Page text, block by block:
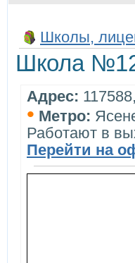
Школы,
Школа
Адрес:
• Метро:
Работают в
Перейти на